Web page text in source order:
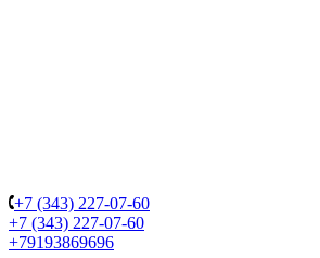
+7 (343) 227-07-60
+7 (343) 227-07-60
+79193869696